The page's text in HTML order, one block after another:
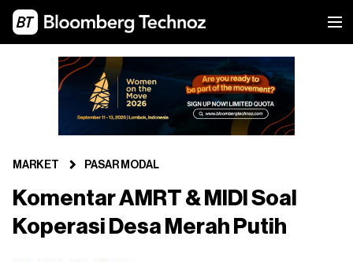
MARKET PASAR MODAL
Komentar AMRT & MIDI Soal
Koperasi Desa Merah Putih